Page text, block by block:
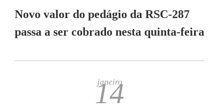
Novo valor do pedágio da RSC-287
passa a ser cobrado nesta quinta-feira
janeiro
14